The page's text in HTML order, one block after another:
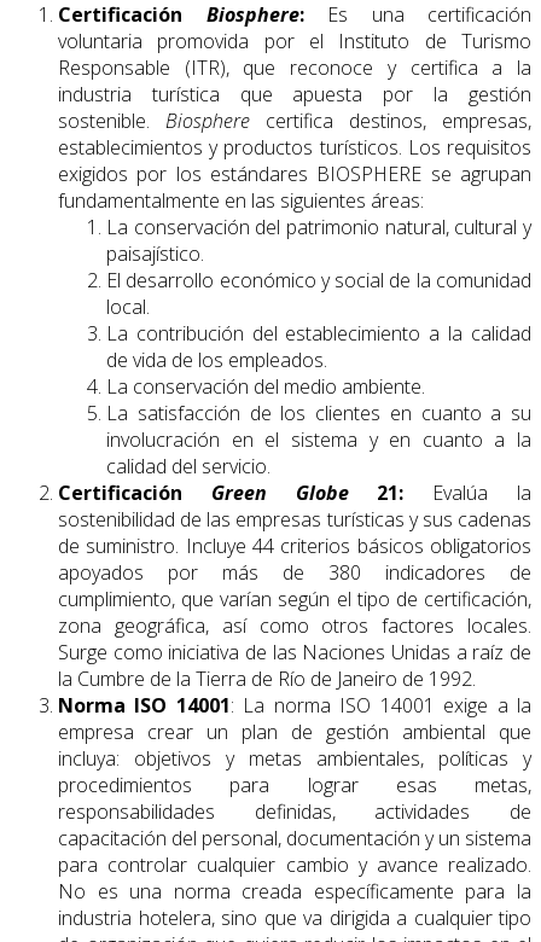
Certificación Biosphere: Es una certificación
voluntaria promovida por el Instituto de Turismo
Responsable (ITR), que reconoce y certifica a la
industria turística que apuesta por la gestión
sostenible. Biosphere certifica destinos, empresas,
establecimientos y productos turísticos. Los requisitos
exigidos por los estándares BIOSPHERE se agrupan
fundamentalmente en las siguientes áreas:
La conservación del patrimonio natural, cultural y
paisajístico.
El desarrollo económico y social de la comunidad
local.
La contribución del establecimiento a la calidad
de vida de los empleados.
La conservación del medio ambiente.
La satisfacción de los clientes en cuanto a su
involucración en el sistema y en cuanto a la
calidad del servicio.
Certificación Green Globe21: Evalúa la
sostenibilidad de las empresas turísticas y sus cadenas
de suministro. Incluye 44 criterios básicos obligatorios
apoyados por más de 380 indicadores de
cumplimiento, que varían según el tipo de certificación,
zona geográfica, así como otros factores locales.
Surge como iniciativa de las Naciones Unidas a raíz de
la Cumbre de la Tierra de Río de Janeiro de 1992.
Norma ISO 14001: La norma ISO 14001 exige a la
empresa crear un plan de gestión ambiental que
incluya: objetivos y metas ambientales, políticas y
procedimientos para lograr esas metas,
responsabilidades definidas, actividades de
capacitación del personal, documentación y un sistema
para controlar cualquier cambio y avance realizado.
No es una norma creada específicamente para la
industria hotelera, sino que va dirigida a cualquier tipo